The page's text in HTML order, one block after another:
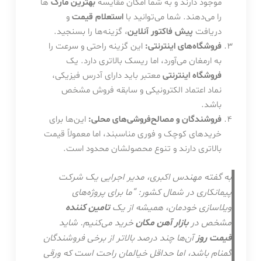
موجود دارند و به شما امکان مقایسهبهترین مارک ها
را می‌دهند. شما می‌توانید بااستعلام قیمتو
دریافت پیش فاکتور آنلاین، گزینه‌ها را بسنجید.
فروشگاه‌های اینترنتی: این گزینه راحتی و سرعت را
به ارمغان می‌آورد، اما ریسک بالاتری دارد. یک
فروشگاه اینترنتیمعتبر باید دارای آدرس فیزیکی،
نماد اعتماد الکترونیکی و سابقه فروش مشخص
باشد.
فروشندگان و مصالح‌فروشی‌های محلی: این‌ها برای
خریدهای کوچک و فوری مناسبند، اما معمولاً قیمت
بالاتری دارند و تنوع محصولشان محدود است.
به گفته مهندس اکبری، مدیر اجرایی یک شرکت
پیمانکاری در شمال کشور: “ما برای پروژه‌های
ویلاسازی خودمان، همیشه از یکتامین کننده
مشخص دربازار آهن مکانخرید می‌کنیم. شاید
قیمت روزآن‌ها چند درصد بالاتر از برخی فروشندگان
گمنام باشد، اما حداقل خیالمان راحت است که ورقی